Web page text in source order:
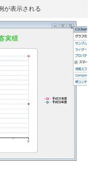
が表示される